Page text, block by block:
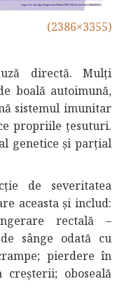
(2386×3355)
directă. Mulți
boală autoimună,
sistemul imunitar
propriile țesuturi.
genetice și parțial
de severitatea
aceasta și includ:
rectală –
sânge odată cu
pierdere în
oboseală